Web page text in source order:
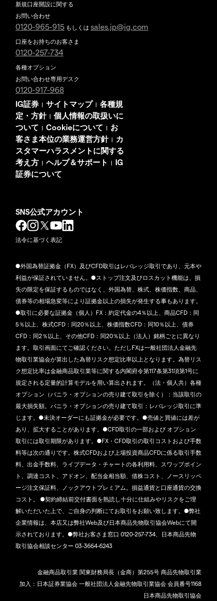
新規口座開設に関する
お問い合わせ
0120-965-915 もしくは sales.jp@ig.com
口座をお持ちのお客さま
0120-257-734
各種オプション
お問い合わせ専用デスク
0120-917-968
IG証券 | サイトマップ | 各種規
定・方針| 個人情報の取扱いに
ついて | Cookieについて | お
客さま本位の業務運営方針|
カ
スタマーハラスメントに関する
考え方 | ヘルプ＆サポート | IG
証券について
SNS公式アカウント
法令に基づく表記
●外国為替証拠金（FX）及びCFD取引はレバレッジ取引であり、元本や
利益が保証されていません。●ストップ注文及びロスカット機能は、損
失の限定を保証するものではなく、外国為替、株式、株価指数、商品、
債券等の相場急変等により証拠金以上の損失が発生する事もあります。
●取引に必要な証拠金（個人）FX：約定代金の4％以上、商品CFD：同
5％以上、株式CFD：同20％以上、株価指数CFD：同10％以上、債券
CFD：同2％以上、その他CFD：同20％以上（法人）銘柄ごとに異なり
ます。取引画面にてご確認ください。ただしFXは一般社団法人金融先
物取引業協会が算出した為替リスク想定比率以上となります。為替リス
ク想定比率は金融商品取引業等に関する内閣府令第117条第31項第1号に
規定される定量的計算モデルを用い算出されます。（法・個人共）各種
オプション（バニラ・オプションの売り建て取引を除く）：当該取引の
最大損失額。バニラ・オプションの売り建て取引：レバレッジ取引に準
じます。●未決オーダーにも証拠金が必要です。●売値と買値には差が
あり、拡大することがあります。●CFD取引の一部および オプション
取引には取引期限があります。●FX・CFD取引の取引コストおよび手数
料等は次の通りです。株式CFDおよび上場投資商品CFDに係る取引手数
料、出金手数料、ライブデータ・チャートの各利用料、スワップポイン
ト、調達コスト、アドオン、配当金相当額、借株コスト、ノースリッペ
ージ注文保証料、ノックアウトプレミアム。損益通貨と口座通貨の交換
コスト。 ●契約締結前交付書面を熟読し十分に仕組みやリスクをご理
解いただいた上で、ご自身の判断にてお取引をお願い致します。●弊社
企業情報は、本店又は弊社Web及び日本商品先物取引協会Webにて開
示されております。●弊社お客さま窓口 0120-257-734、日本商品先物
取引協会相談センター 03-3664-6243
金融商品取引業 関東財務局長（金商）第255号 商品先物取引業
加入：日本証券業協会 一般社団法人金融先物取引業協会 会員番号1168
日本商品先物取引協会